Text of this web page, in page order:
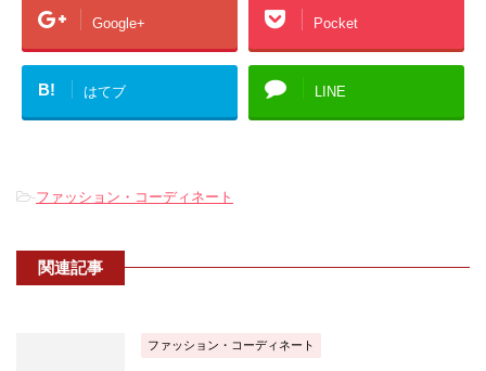
Google+ Pocket
B! はてブ LINE
-ファッション・コーディネート
関連記事
ファッション・コーディネート